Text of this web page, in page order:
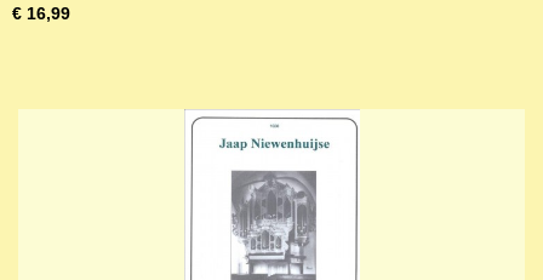
€ 16,99